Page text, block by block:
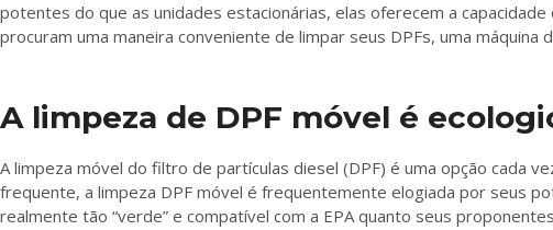
potentes do que as unidades estacionárias, elas oferecem a
procuram uma maneira conveniente de limpar seus DPFs, uma
A limpeza de DPF móvel é
A limpeza móvel do filtro de partículas diesel (DPF) é uma opção cada
frequente, a limpeza DPF móvel é frequentemente elogiada por seus
realmente tão “verde” e compatível com a EPA quanto seus